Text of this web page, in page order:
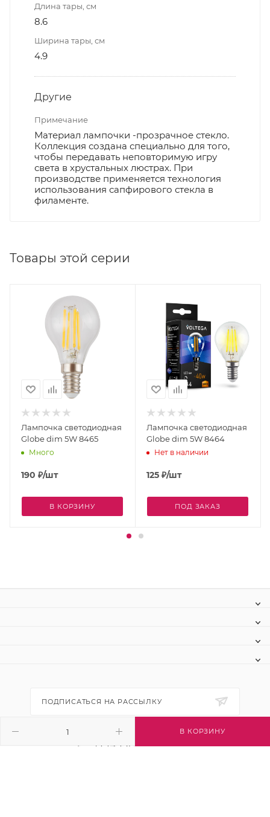
В КОРЗИНУ
Длина тары, см
8.6
Ширина тары, см
4.9
Другие
Примечание
Материал лампочки -прозрачное стекло.
Коллекция создана специально для того,
чтобы передавать неповторимую игру
света в хрустальных люстрах. При
производстве применяется технология
использования сапфирового стекла в
филаменте.
Товары этой серии
Лампочка светодиодная
Globe dim 5W 8465
Много
190 ₽/шт
В КОРЗИНУ
Лампочка светодиодная
Globe dim 5W 8464
Нет в наличии
125 ₽/шт
ПОД ЗАКАЗ
ПОДПИСАТЬСЯ НА РАССЫЛКУ
+7 (495) 445-03-32